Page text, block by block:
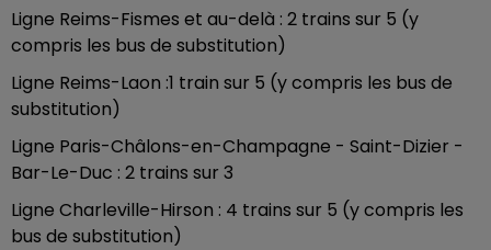
Ligne Reims-Fismes et au-delà : 2 trains sur 5 (y
compris les bus de substitution)
Ligne Reims-Laon :1 train sur 5 (y compris les bus de
substitution)
Ligne Paris-Châlons-en-Champagne - Saint-Dizier -
Bar-Le-Duc : 2 trains sur 3
Ligne Charleville-Hirson : 4 trains sur 5 (y compris les
bus de substitution)